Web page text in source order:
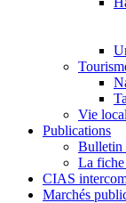
Vie
Publications
Bulletin
La fiche
CIAS
Marchés